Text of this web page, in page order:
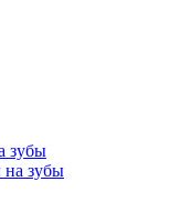
зубы
зубы